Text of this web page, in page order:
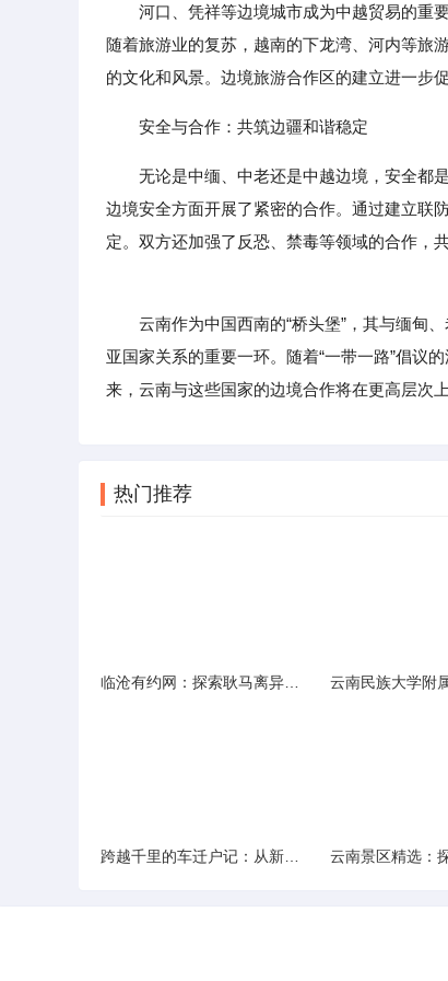
河口、凭祥等边境城市成为中越贸易的重
随着旅游业的复苏，越南的下龙湾、河内等旅
的文化和风景。边境旅游合作区的建立进一步
安全与合作：共筑边疆和谐稳定
无论是中缅、中老还是中越边境，安全都
边境安全方面开展了紧密的合作。通过建立联
定。双方还加强了反恐、禁毒等领域的合作，
云南作为中国西南的“桥头堡”，其与缅甸、
亚国家关系的重要一环。随着“一带一路”倡议
来，云南与这些国家的边境合作将在更高层次
热门推荐